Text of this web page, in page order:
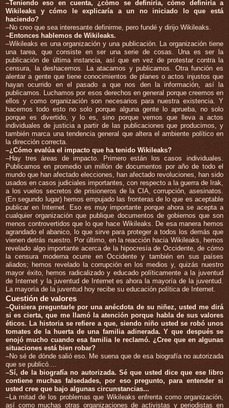
–Teniendo eso en cuenta, ¿cómo se definiría, cómo definiría a
Wikileaks y cómo le explicaría a un no iniciado lo que está
haciendo?
–No creo que sea interesante definirme, pero fundé y dirijo Wikileaks.
–Entonces hablemos de Wikileaks.
–Wikileaks es una organización y una publicación. La organización tiene
una tarea, que consiste en ser una serie de cosas. Una es ser la
publicación de última instancia, así que en vez de protestar contra la
censura, la deshacemos. La atacamos y publicamos. Otra función es
alentar a gente que tiene conocimientos de planes o actos injustos que
hayan ocurrido en el pasado a que nos den la información, así la
publicamos. Luchamos por esos derechos en general porque creemos en
ellos y como organización son necesarios para nuestra existencia. Y
hacemos todo esto no solo porque alguna gente lo aprueba, no solo
porque es divertido, y lo es, sino porque vemos que lleva a actos
individuales de justicia a partir de las publicaciones que producimos, y
también marca una tendencia general que altera el ambiente político en
la dirección correcta.
–¿Cómo evalúa el impacto que ha tenido Wikileaks?
–Hay tres áreas de impacto. Primero están los casos individuales.
Publicamos en promedio un millón de documentos por año de todo el
mundo que han afectado elecciones, han afectado revoluciones, han sido
usados en casos judiciales importantes, con respecto a la guerra de Irak,
a los vuelos secretos de prisioneros de la CIA, corrupción, asesinatos.
(En segundo lugar) hemos empujado las fronteras de lo que es aceptable
publicar en Internet. Eso es muy importante porque ahora se acepta a
cualquier organización que publique documentos de gobiernos que son
menos controvertidos que lo que hace Wikileaks. De esa manera hemos
agrandado el abanico, lo que sirve para proteger a todos los demás que
vienen detrás nuestro. Por último, en la reacción hacia Wikileaks, hemos
revelado algo importante acerca de la hipocresía de Occidente, de cómo
la censura moderna ocurre en Occidente y también en sus países
aliados; hemos revelado la corrupción en los medios y, quizás nuestro
mayor éxito, hemos radicalizado y educado políticamente a la juventud
de Internet y la juventud de Internet es ahora la mayoría de la juventud.
La mayoría de la juventud hoy recibe su educación política de Internet.
Cuestión de valores
–Quisiera preguntarle por una anécdota de su niñez, usted me dirá
si es cierta, que me llamó la atención porque habla de sus valores
éticos. La historia se refiere a que, siendo niño usted se robó unos
tomates de la huerta de una familia adinerada. Y que después se
enojó mucho cuando esa familia le reclamó. ¿Cree que en algunas
situaciones está bien robar?
–No sé de dónde salió eso. Me suena que de esa biografía no autorizada
que se publicó....
–Sí, de la biografía no autorizada. Sé que usted dice que ese libro
contiene muchas falsedades, por eso pregunto, para entender si
usted cree que bajo algunas circunstancias...
–La mitad de los problemas que Wikileaks enfrenta como organización,
así como muchas otras organizaciones de activistas y periodistas en